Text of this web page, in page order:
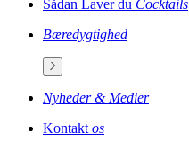
Sådan Laver du Cocktails
Bæredygtighed
Nyheder & Medier
Kontakt os